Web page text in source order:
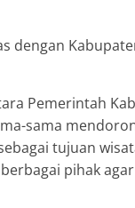
dengan
Pemerintah
sama
tujuan
pihak